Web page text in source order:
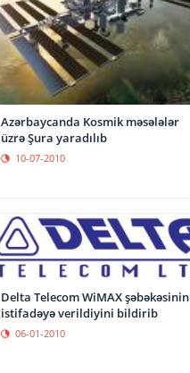
Azərbaycanda Kosmik məsələlər
üzrə Şura yaradılıb
10-07-2010
Delta Telecom WiMAX şəbəkəsinin
istifadəyə verildiyini bildirib
06-01-2010